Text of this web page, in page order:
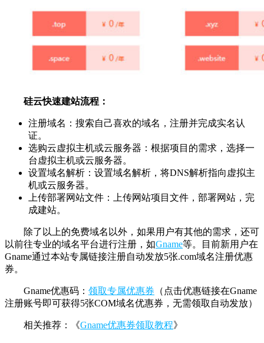
硅云快速建站流程：
注册域名：搜索自己喜欢的域名，注册并完成实名认
证。
选购云虚拟主机或云服务器：根据项目的需求，选择一
台虚拟主机或云服务器。
设置域名解析：设置域名解析，将DNS解析指向虚拟主
机或云服务器。
上传部署网站文件：上传网站项目文件，部署网站，完
成建站。
除了以上的免费域名以外，如果用户有其他的需求，还可
以前往专业的域名平台进行注册，如Gname等。目前新用户在
Gname通过本站专属链接注册自动发放5张.com域名注册优惠
券。
Gname优惠码： 领取专属优惠券 （点击优惠链接在Gname
注册账号即可获得5张COM域名优惠券，无需领取自动发放）
相关推荐：《Gname优惠券领取教程》